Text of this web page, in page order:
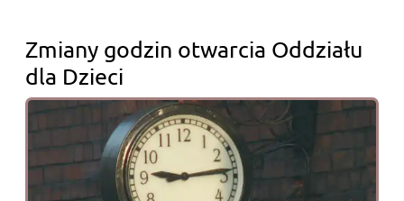
Zmiany godzin otwarcia Oddziału
dla Dzieci